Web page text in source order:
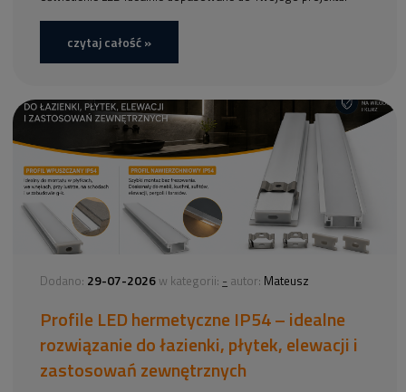
czytaj całość »
Dodano: 29-07-2026 w kategorii: - autor: Mateusz
Profile LED hermetyczne IP54 – idealne
rozwiązanie do łazienki, płytek, elewacji i
zastosowań zewnętrznych